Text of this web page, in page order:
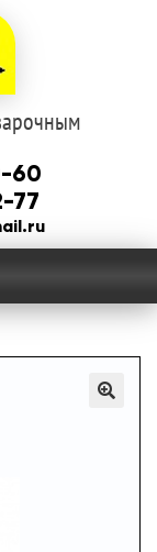
60
77